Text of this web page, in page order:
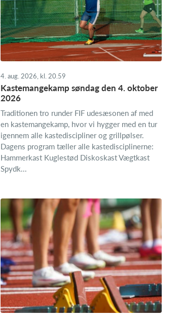
4. aug. 2026, kl. 20.59
Kastemangekamp søndag den 4. oktober
2026
Traditionen tro runder FIF udesæsonen af med
en kastemangekamp, hvor vi hygger med en tur
igennem alle kastediscipliner og grillpølser.
Dagens program tæller alle kastedisciplinerne:
Hammerkast Kuglestød Diskoskast Vægtkast
Spydk...